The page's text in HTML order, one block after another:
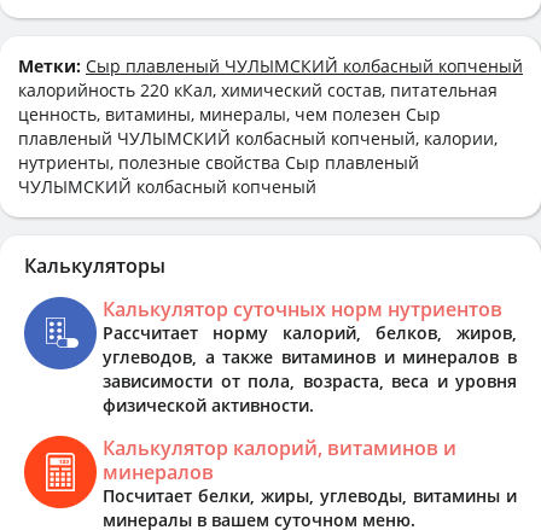
Метки: Сыр плавленый ЧУЛЫМСКИЙ колбасный копченый
калорийность 220 кКал, химический состав, питательная
ценность, витамины, минералы, чем полезен Сыр
плавленый ЧУЛЫМСКИЙ колбасный копченый, калории,
нутриенты, полезные свойства Сыр плавленый
ЧУЛЫМСКИЙ колбасный копченый
Калькуляторы
Калькулятор суточных норм нутриентов
Рассчитает норму калорий, белков, жиров,
углеводов, а также витаминов и минералов в
зависимости от пола, возраста, веса и уровня
физической активности.
Калькулятор калорий, витаминов и
минералов
Посчитает белки, жиры, углеводы, витамины и
минералы в вашем суточном меню.